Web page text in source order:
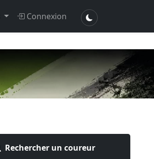
Connexion
Rechercher un coureur